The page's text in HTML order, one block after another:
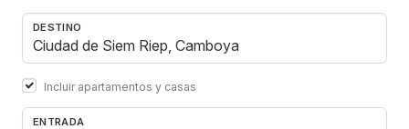
DESTINO
Incluir apartamentos y casas
ENTRADA